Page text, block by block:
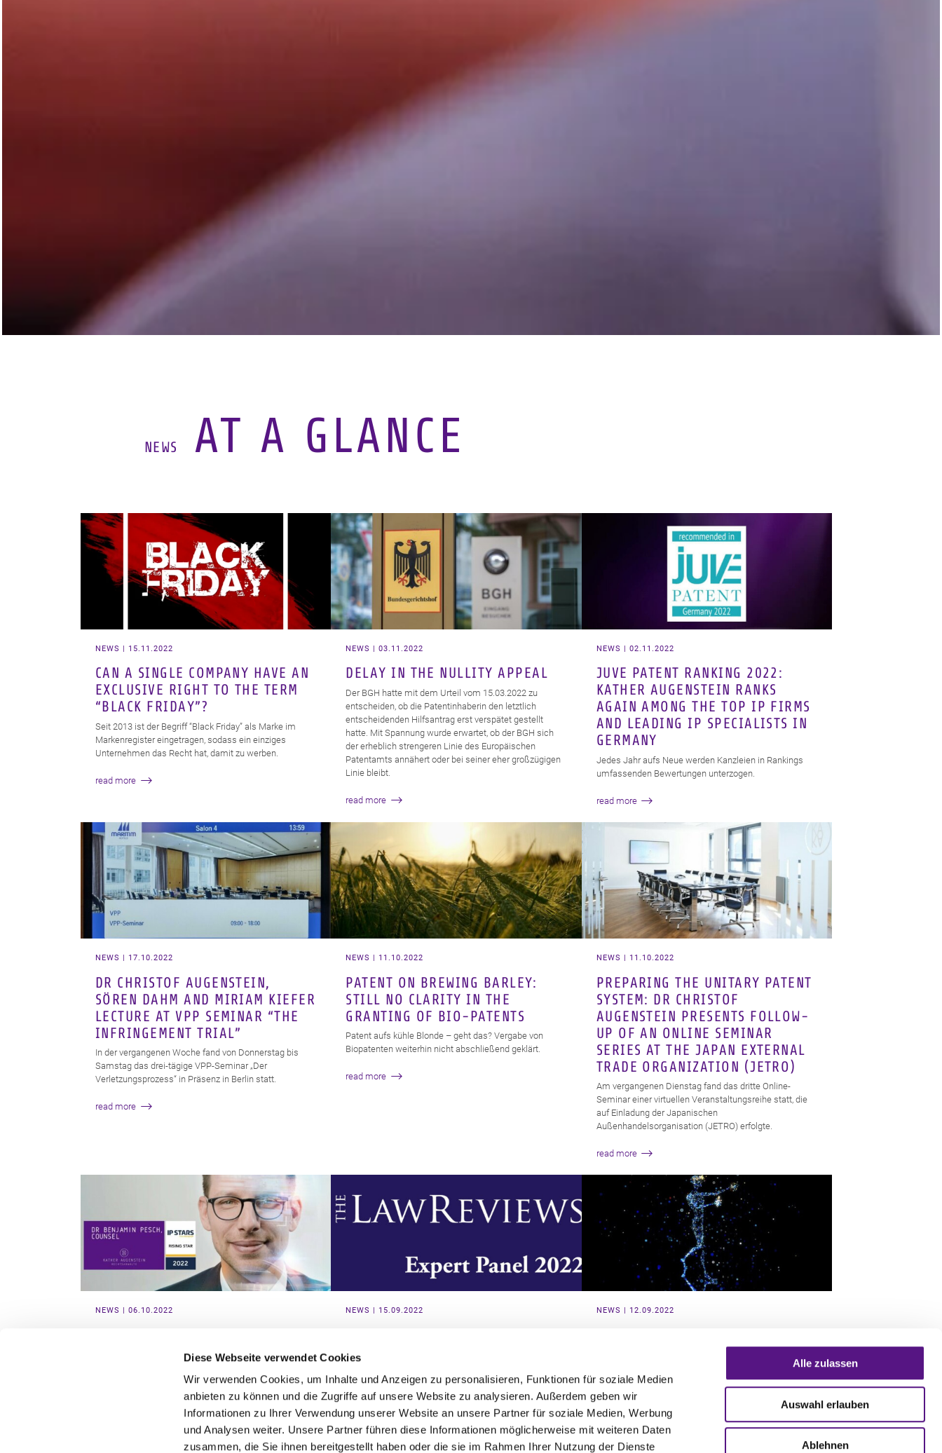
Diese Webseite verwendet Cookies
Wir verwenden Cookies, um Inhalte und Anzeigen zu personalisieren, Funktionen für soziale Medien
anbieten zu können und die Zugriffe auf unsere Website zu analysieren. Außerdem geben wir
Informationen zu Ihrer Verwendung unserer Website an unsere Partner für soziale Medien, Werbung
und Analysen weiter. Unsere Partner führen diese Informationen möglicherweise mit weiteren Daten
zusammen, die Sie ihnen bereitgestellt haben oder die sie im Rahmen Ihrer Nutzung der Dienste
Alle zulassen
Auswahl erlauben
Ablehnen
NEWS AT A GLANCE
NEWS | 15.11.2022
CAN A SINGLE COMPANY HAVE AN
EXCLUSIVE RIGHT TO THE TERM
“BLACK FRIDAY”?
Seit 2013 ist der Begriff “Black Friday” als Marke im
Markenregister eingetragen, sodass ein einziges
Unternehmen das Recht hat, damit zu werben.
read more
NEWS | 03.11.2022
DELAY IN THE NULLITY APPEAL
Der BGH hatte mit dem Urteil vom 15.03.2022 zu
entscheiden, ob die Patentinhaberin den letztlich
entscheidenden Hilfsantrag erst verspätet gestellt
hatte. Mit Spannung wurde erwartet, ob der BGH sich
der erheblich strengeren Linie des Europäischen
Patentamts annähert oder bei seiner eher großzügigen
Linie bleibt.
read more
NEWS | 02.11.2022
JUVE PATENT RANKING 2022:
KATHER AUGENSTEIN RANKS
AGAIN AMONG THE TOP IP FIRMS
AND LEADING IP SPECIALISTS IN
GERMANY
Jedes Jahr aufs Neue werden Kanzleien in Rankings
umfassenden Bewertungen unterzogen.
read more
NEWS | 17.10.2022
DR CHRISTOF AUGENSTEIN,
SÖREN DAHM AND MIRIAM KIEFER
LECTURE AT VPP SEMINAR “THE
INFRINGEMENT TRIAL”
In der vergangenen Woche fand von Donnerstag bis
Samstag das drei-tägige VPP-Seminar „Der
Verletzungsprozess“ in Präsenz in Berlin statt.
read more
NEWS | 11.10.2022
PATENT ON BREWING BARLEY:
STILL NO CLARITY IN THE
GRANTING OF BIO-PATENTS
Patent aufs kühle Blonde – geht das? Vergabe von
Biopatenten weiterhin nicht abschließend geklärt.
read more
NEWS | 11.10.2022
PREPARING THE UNITARY PATENT
SYSTEM: DR CHRISTOF
AUGENSTEIN PRESENTS FOLLOW-
UP OF AN ONLINE SEMINAR
SERIES AT THE JAPAN EXTERNAL
TRADE ORGANIZATION (JETRO)
Am vergangenen Dienstag fand das dritte Online-
Seminar einer virtuellen Veranstaltungsreihe statt, die
auf Einladung der Japanischen
Außenhandelsorganisation (JETRO) erfolgte.
read more
NEWS | 06.10.2022
RISING STAR 2022 AGAIN FOR
INTELLECTUAL PROPERTY
Property, eine der international renommiertesten IP-
Publikationen, Dr. Benjamin Pesch mit dem Titel Rising
Star 2022 ausgezeichnet hat.
NEWS | 15.09.2022
INTELLECTUAL PROPERTY AND
CHRISTOPHER WEBER AND DR
BENJAMIN PESCH PUBLISH ON
RECENT DEVELOPMENTS OF
INTELLECTUAL PROPERTY AND
NEWS | 12.09.2022
METAVERSE – IS THE METAVERSE
Das Markenrecht ist im Metaverse angekommen. Nike
hat bereits mehrere Marken zum Schutz im Metaverse
angemeldet, ein Künstler wurde wegen
Markenrechtsverletzungen angeklagt